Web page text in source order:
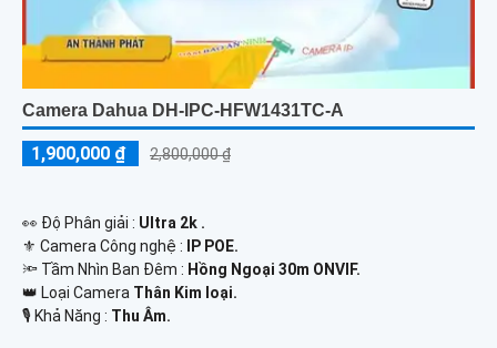
Camera Dahua DH-IPC-HFW1431TC-A
1,900,000 ₫ 2,800,000 ₫
️👀 Độ Phân giải : Ultra 2k .
⚜️ Camera Công nghệ :
IP POE.
🔦 Tầm Nhìn Ban Đêm : Hồng Ngoại 30m ONVIF.
👑 Loại Camera Thân Kim loại.
️🎙 Khả Năng : Thu Âm.